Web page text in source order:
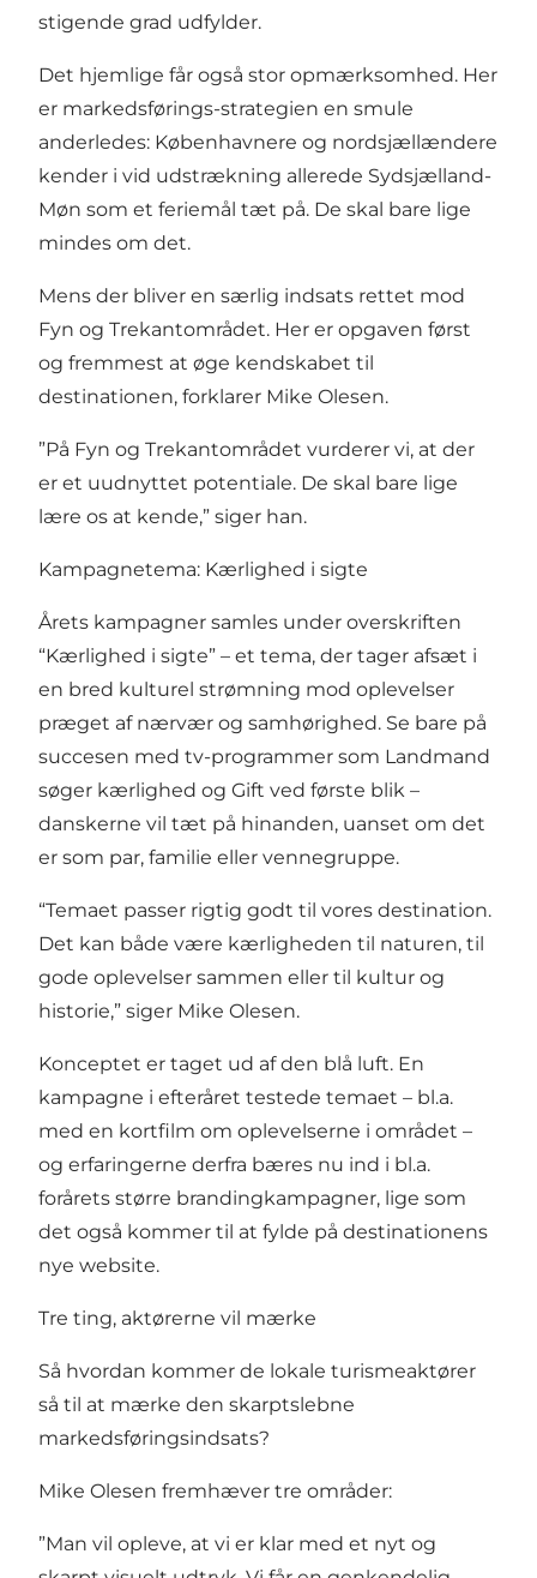
stigende grad udfylder.
Det hjemlige får også stor opmærksomhed. Her
er markedsførings-strategien en smule
anderledes: Københavnere og nordsjællændere
kender i vid udstrækning allerede Sydsjælland-
Møn som et feriemål tæt på. De skal bare lige
mindes om det.
Mens der bliver en særlig indsats rettet mod
Fyn og Trekantområdet. Her er opgaven først
og fremmest at øge kendskabet til
destinationen, forklarer Mike Olesen.
”På Fyn og Trekantområdet vurderer vi, at der
er et uudnyttet potentiale. De skal bare lige
lære os at kende,” siger han.
Kampagnetema: Kærlighed i sigte
Årets kampagner samles under overskriften
“Kærlighed i sigte” – et tema, der tager afsæt i
en bred kulturel strømning mod oplevelser
præget af nærvær og samhørighed. Se bare på
succesen med tv-programmer som Landmand
søger kærlighed og Gift ved første blik –
danskerne vil tæt på hinanden, uanset om det
er som par, familie eller vennegruppe.
“Temaet passer rigtig godt til vores destination.
Det kan både være kærligheden til naturen, til
gode oplevelser sammen eller til kultur og
historie,” siger Mike Olesen.
Konceptet er taget ud af den blå luft. En
kampagne i efteråret testede temaet – bl.a.
med en kortfilm om oplevelserne i området –
og erfaringerne derfra bæres nu ind i bl.a.
forårets større brandingkampagner, lige som
det også kommer til at fylde på destinationens
nye website.
Tre ting, aktørerne vil mærke
Så hvordan kommer de lokale turismeaktører
så til at mærke den skarptslebne
markedsføringsindsats?
Mike Olesen fremhæver tre områder:
”Man vil opleve, at vi er klar med et nyt og